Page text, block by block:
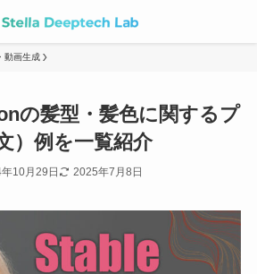
動画生成
の髪型・髪色に関するプ
）例を一覧紹介
10月29日 2025年7月8日